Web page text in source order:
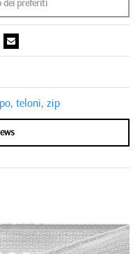
dei preferiti
, teloni, zip